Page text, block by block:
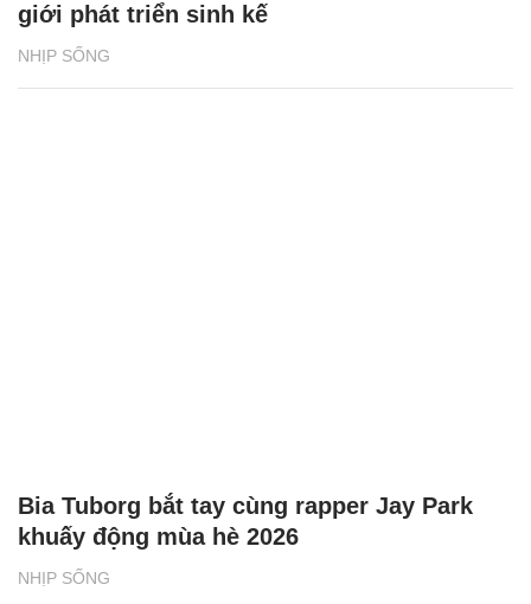
NHỊP SỐNG
giới phát triển sinh kế
NHỊP SỐNG
Bia Tuborg bắt tay cùng rapper Jay Park
khuấy động mùa hè 2026